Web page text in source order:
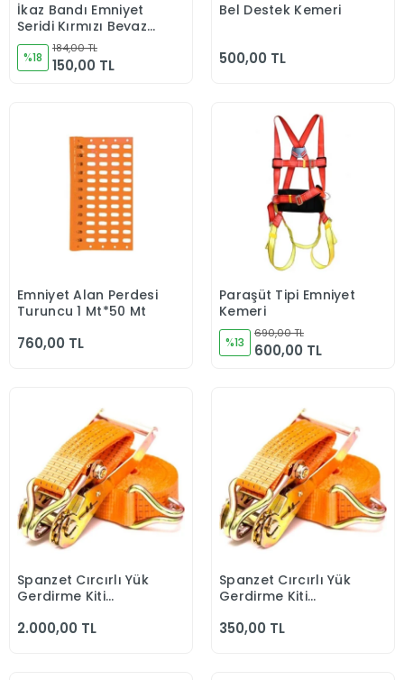
Sepete Ekle
İkaz Bandı Emniyet
Şeridi Kırmızı Beyaz
200 metre
%18
184,00 TL
150,00 TL
Sepete Ekle
Bel Destek Kemeri
500,00 TL
Sepete Ekle
Emniyet Alan Perdesi
Turuncu 1 Mt*50 Mt
760,00 TL
Sepete Ekle
Paraşüt Tipi Emniyet
Kemeri
%13
690,00 TL
600,00 TL
Sepete Ekle
Spanzet Cırcırlı Yük
Gerdirme Kiti
2.000,00 TL
Sepete Ekle
Spanzet Cırcırlı Yük
Gerdirme Kiti
350,00 TL